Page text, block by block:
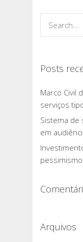
Posts
Marco Civil
serviços
Sistema de
em
Arquivos